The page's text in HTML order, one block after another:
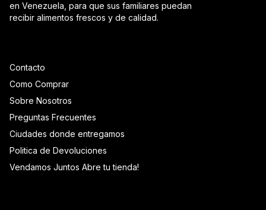
Contacto
Como Comprar
Sobre Nosotros
Preguntas Frecuentes
Ciudades donde entregamos
Politica de Devoluciones
Vendamos Juntos Abre tu tienda!
en Venezuela, para que sus familiares puedan
recibir alimentos frescos y de calidad.